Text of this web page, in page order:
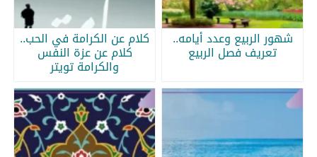
شهور الربيع وعدد أيامه..
تعريف فصل الربيع
كلام عن الكرامة في الحب..
كلام عن عزة النفس
والكرامة تويتر